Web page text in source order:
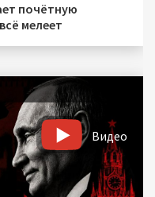
почётную
мелеет
Видео